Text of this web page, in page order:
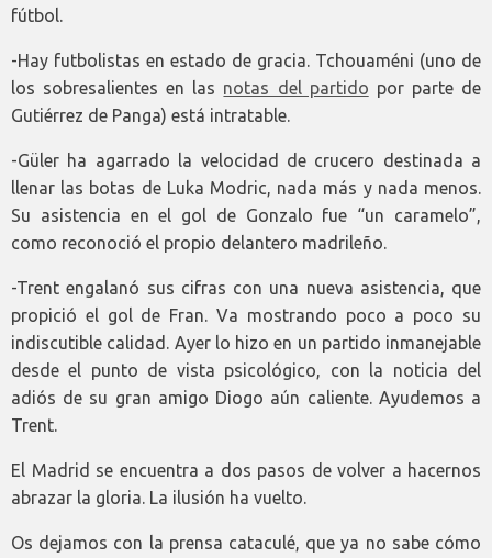
fútbol.
-Hay futbolistas en estado de gracia. Tchouaméni (uno de
los sobresalientes en las notas del partido por parte de
Gutiérrez de Panga) está intratable.
-Güler ha agarrado la velocidad de crucero destinada a
llenar las botas de Luka Modric, nada más y nada menos.
Su asistencia en el gol de Gonzalo fue “un caramelo”,
como reconoció el propio delantero madrileño.
-Trent engalanó sus cifras con una nueva asistencia, que
propició el gol de Fran. Va mostrando poco a poco su
indiscutible calidad. Ayer lo hizo en un partido inmanejable
desde el punto de vista psicológico, con la noticia del
adiós de su gran amigo Diogo aún caliente. Ayudemos a
Trent.
El Madrid se encuentra a dos pasos de volver a hacernos
abrazar la gloria. La ilusión ha vuelto.
Os dejamos con la prensa cataculé, que ya no sabe cómo